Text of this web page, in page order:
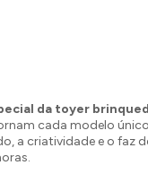
da toyer
cada modelo
a criatividade e o faz